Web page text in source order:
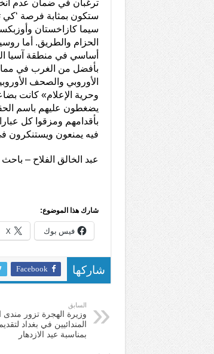
ترغبان في ضمان عدم
ستكون بمثابة فرصة ‘كي
سيما كازاخستان
الحزام والطريق. أما
أساسي في منطقة آسيا
بأفضل من الغرب في
الأوروبي والصحف
وحرية الإعلام» كانت
يضغطون عليهم باسم
بأقدامهم ومزقوا كل
فيه يمنعون ويستنكرون
عبد الخالق الفلاح –
شارك هذا الموضوع:
فيس بوك X
شاركها Facebook
السابق
وزيرة الهجرة تزور مندى
المندائيين في بغداد
بمناسبة عيد الازدهار